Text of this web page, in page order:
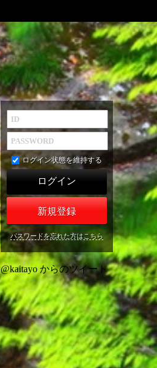
ログイン状態を維持する
新規登録
パスワードを忘れた方はこちら
@kaitayo からのツイート